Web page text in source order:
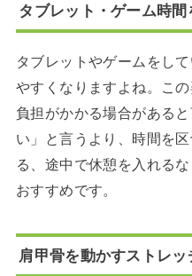
タブレット・ゲーム時間
タブレットやゲームをし
やすくなりますよね。こ
負担がかかる場合がある
い」と言うより、時間を
る、途中で休憩を入れる
おすすめです。
肩甲骨を動かすストレッ